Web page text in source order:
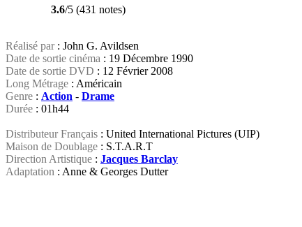
3.6/5 (431 notes)
Réalisé par: John G. Avildsen
Date de sortie cinéma : 19 Décembre 1990
Date de sortie DVD : 12 Février 2008
Long Métrage : Américain
Genre : Action - Drame
Durée : 01h44
Distributeur Français : United International Pictures (UIP)
Maison de Doublage : S.T.A.R.T
Direction Artistique : Jacques Barclay
Adaptation : Anne & Georges Dutter